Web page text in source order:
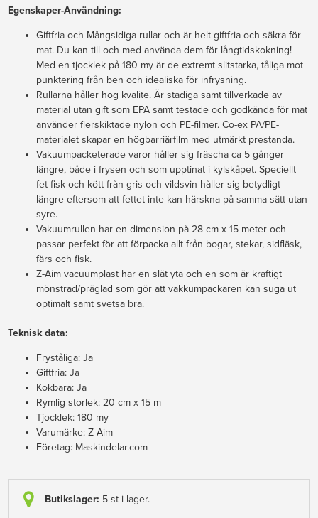
Egenskaper-Användning:
Giftfria och Mångsidiga rullar och är helt giftfria och säkra för
mat. Du kan till och med använda dem för långtidskokning!
Med en tjocklek på 180 my är de extremt slitstarka, tåliga mot
punktering från ben och idealiska för infrysning.
Rullarna håller hög kvalite. Är stadiga samt tillverkade av
material utan gift som EPA samt testade och godkända för mat
använder flerskiktade nylon och PE-filmer. Co-ex PA/PE-
materialet skapar en högbarriärfilm med utmärkt prestanda.
Vakuumpacketerade varor håller sig fräscha ca 5 gånger
längre, både i frysen och som upptinat i kylskåpet. Speciellt
fet fisk och kött från gris och vildsvin håller sig betydligt
längre eftersom att fettet inte kan härskna på samma sätt utan
syre.
Vakuumrullen har en dimension på 28 cm x 15 meter och
passar perfekt för att förpacka allt från bogar, stekar, sidfläsk,
färs och fisk.
Z-Aim vacuumplast har en slät yta och en som är kraftigt
mönstrad/präglad som gör att vakkumpackaren kan suga ut
optimalt samt svetsa bra.
Teknisk data:
Fryståliga: Ja
Giftfria: Ja
Kokbara: Ja
Rymlig storlek: 20 cm x 15 m
Tjocklek: ​180 my
Varumärke: Z-Aim
Företag: Maskindelar.com
Butikslager: 5 st i lager.